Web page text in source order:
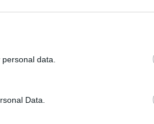
data.
Data.
να προσφέρουν οι
για το πρώτο headline
με το ελληνικό κοινό, η οποία